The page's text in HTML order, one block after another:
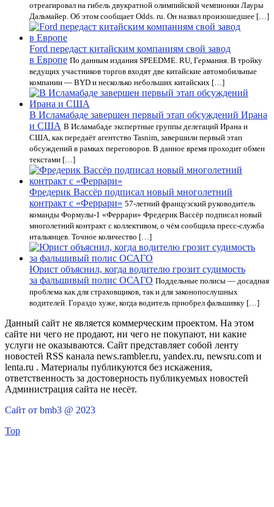
отреагировал на гибель двукратной олимпийской чемпионки Лауры
Дальмайер. Об этом сообщает Odds. ru. Он назвал произошедшее […]
Ford передаст китайским компаниям свой завод
в Европе По данным издания SPEEDME. RU, Германия. В тройку
ведущих участников торгов входят две китайские автомобильные
компании — BYD и несколько небольших китайских […]
В Исламабаде завершен первый этап обсуждений Ирана
и США В Исламабаде экспертные группы делегаций Ирана и
США, как передаёт агентство Tasnim, завершили первый этап
обсуждений в рамках переговоров. В данное время проходит обмен
текстами […]
Фредерик Вассёр подписал новый многолетний
контракт с «Феррари» 57-летний французский руководитель
команды Формулы-1 «Феррари» Фредерик Вассёр подписал новый
многолетний контракт с коллективом, о чём сообщила пресс-служба
итальянцев. Точное количество […]
Юрист объяснил, когда водителю грозит судимость
за фальшивый полис ОСАГО Поддельные полисы — досадная
проблема как для страховщиков, так и для законопослушных
водителей. Гораздо хуже, когда водитель приобрел фальшивку […]
Данный сайт не является коммерческим проектом. На этом
сайте ни чего не продают, ни чего не покупают, ни какие
услуги не оказываются. Сайт представляет собой ленту
новостей RSS канала news.rambler.ru, yandex.ru, newsru.com и
lenta.ru . Материалы публикуются без искажения,
ответственность за достоверность публикуемых новостей
Администрация сайта не несёт.
Сайт от bmb3 @ 2023
Top